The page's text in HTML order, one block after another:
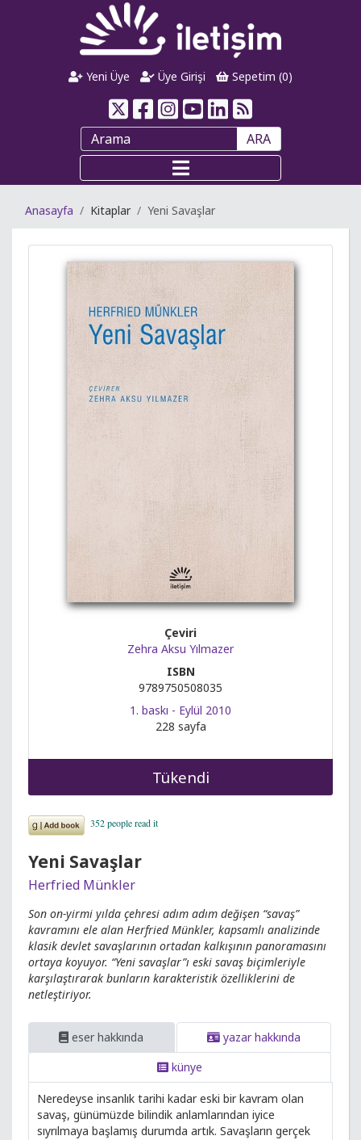
Yeni Üye Üye Girişi Sepetim (0)
ARA
Anasayfa Kitaplar Yeni Savaşlar
Çeviri
Zehra Aksu Yılmazer
ISBN
9789750508035
1. baskı - Eylül 2010
228 sayfa
Tükendi
Yeni Savaşlar
Herfried Münkler
Son on-yirmi yılda çehresi adım adım değişen “savaş”
kavramını ele alan Herfried Münkler, kapsamlı analizinde
klasik devlet savaşlarının ortadan kalkışının panoramasını
ortaya koyuyor. “Yeni savaşlar”ı eski savaş biçimleriyle
karşılaştırarak bunların karakteristik özelliklerini de
netleştiriyor.
eser hakkında
yazar hakkında
künye
Neredeyse insanlık tarihi kadar eski bir kavram olan
savaş, günümüzde bilindik anlamlarından iyice
sıyrılmaya başlamış durumda artık. Savaşların gerçek